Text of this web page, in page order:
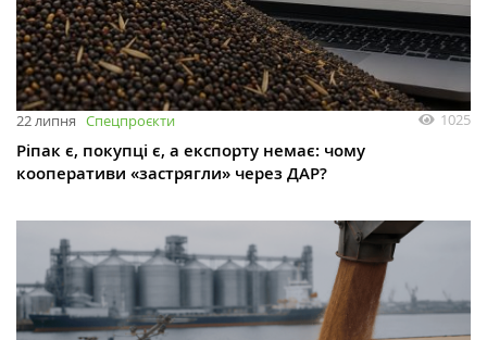
22 липня Спецпроєкти 1025
Ріпак є, покупці є, а експорту немає: чому
кооперативи «застрягли» через ДАР?